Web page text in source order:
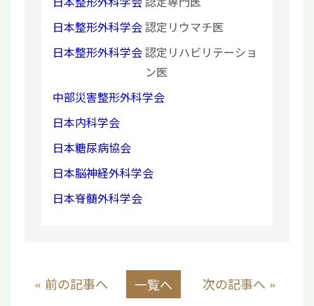
日本整形外科学会認定リウマチ医
日本整形外科学会認定リハビリテーショ
ン医
中部災害整形外科学会
日本内科学会
日本糖尿病協会
日本脳神経外科学会
日本脊髄外科学会
« 前の記事へ 一覧へ 次の記事へ »